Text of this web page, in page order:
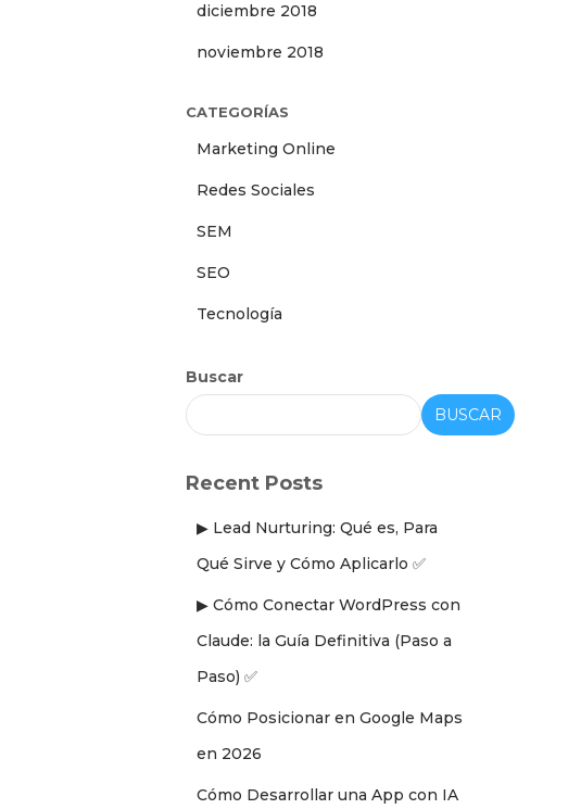
diciembre 2018
noviembre 2018
CATEGORÍAS
Marketing Online
Redes Sociales
SEM
SEO
Tecnología
Buscar
BUSCAR
Recent Posts
▶ Lead Nurturing: Qué es, Para
Qué Sirve y Cómo Aplicarlo ✅
▶ Cómo Conectar WordPress con
Claude: la Guía Definitiva (Paso a
Paso) ✅
Cómo Posicionar en Google Maps
en 2026
Cómo Desarrollar una App con IA